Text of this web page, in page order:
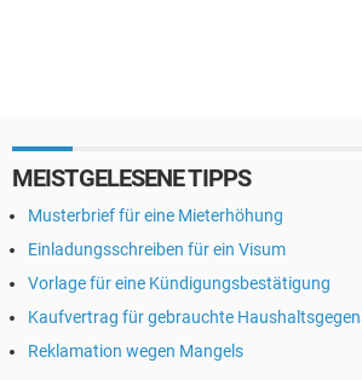
MEISTGELESENE TIPPS
Musterbrief für eine Mieterhöhung
Einladungsschreiben für ein Visum
Vorlage für eine Kündigungsbestätigung
Kaufvertrag für gebrauchte
Reklamation wegen Mangels